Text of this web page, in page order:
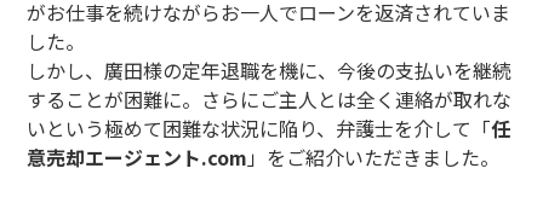
がお仕事を続けながらお一人でローンを返済されていま
した。
しかし、廣田様の定年退職を機に、今後の支払いを継続
することが困難に。さらにご主人とは全く連絡が取れな
いという極めて困難な状況に陥り、弁護士を介して「任
意売却エージェント.com 」をご紹介いただきました。